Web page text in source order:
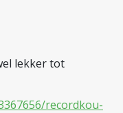
lekker tot
recordkou-